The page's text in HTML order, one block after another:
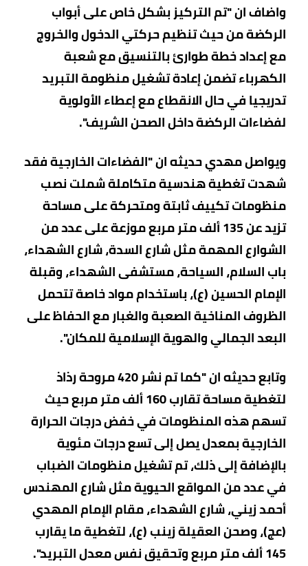
واضاف ان "تم التركيز بشكل خاص على أبواب
الركضة من حيث تنظيم حركتي الدخول والخروج
مع إعداد خطة طوارئ بالتنسيق مع شعبة
الكهرباء تضمن إعادة تشغيل منظومة التبريد
تدريجيا في حال الانقطاع مع إعطاء الأولوية
لفضاءات الركضة داخل الصحن الشريف".
ويواصل مهدي حديثه ان "الفضاءات الخارجية فقد
شهدت تغطية هندسية متكاملة شملت نصب
منظومات تكييف ثابتة ومتحركة على مساحة
تزيد عن 135 ألف متر مربع موزعة على عدد من
الشوارع المهمة مثل شارع السدة، شارع الشهداء،
باب السلام، السياحة، مستشفى الشهداء، وقبلة
الإمام الحسين (ع)، باستخدام مواد خاصة تتحمل
الظروف المناخية الصعبة والغبار مع الحفاظ على
البعد الجمالي والهوية الإسلامية للمكان".
وتابع حديثه ان "كما تم نشر 420 مروحة رذاذ
لتغطية مساحة تقارب 160 ألف متر مربع حيث
تسهم هذه المنظومات في خفض درجات الحرارة
الخارجية بمعدل يصل إلى تسع درجات مئوية
بالإضافة إلى ذلك، تم تشغيل منظومات الضباب
في عدد من المواقع الحيوية مثل شارع المهندس
أحمد زيني، شارع الشهداء، مقام الإمام المهدي
(عج)، وصحن العقيلة زينب (ع)، لتغطية ما يقارب
145 ألف متر مربع وتحقيق نفس معدل التبريد".